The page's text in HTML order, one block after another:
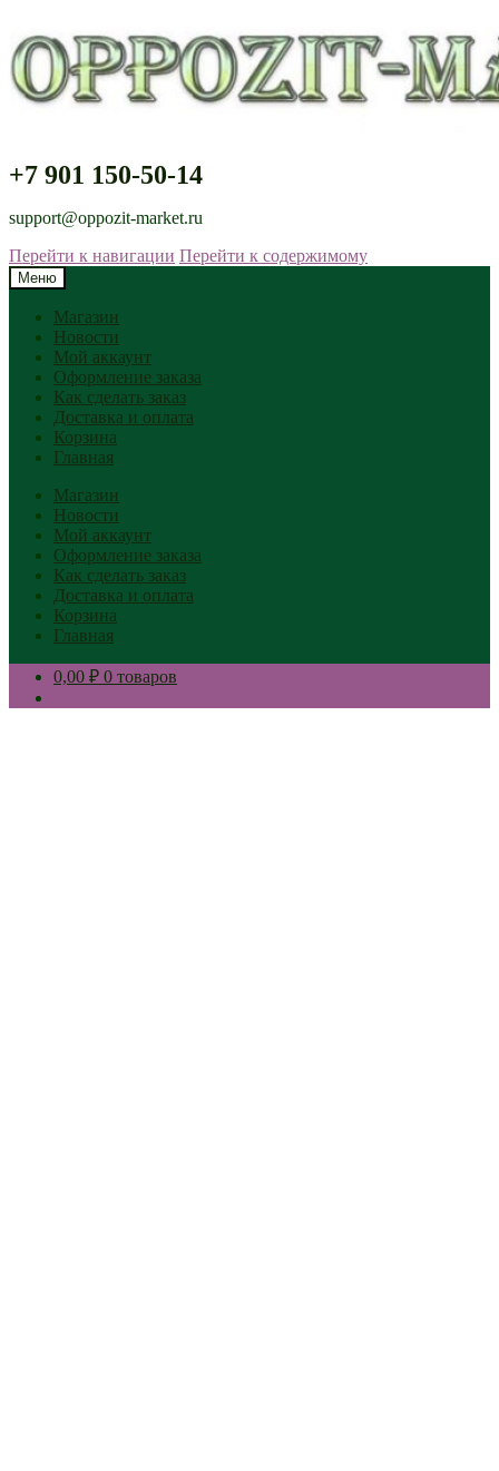
+7 901 150-50-14
support@oppozit-market.ru
Перейти к навигации Перейти к содержимому
Меню
Магазин
Новости
Мой аккаунт
Оформление заказа
Как сделать заказ
Доставка и оплата
Корзина
Главная
Магазин
Новости
Мой аккаунт
Оформление заказа
Как сделать заказ
Доставка и оплата
Корзина
Главная
0,00 ₽ 0 товаров